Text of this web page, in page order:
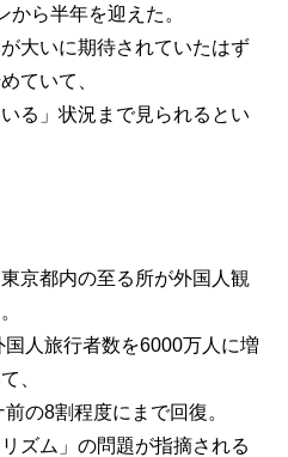
ら半年を迎えた。
大いに期待されていたはず
ていて、
る」状況まで見られるとい
都内の至る所が外国人観
人旅行者数を6000万人に増
、
の8割程度にまで回復。
ズム」の問題が指摘される